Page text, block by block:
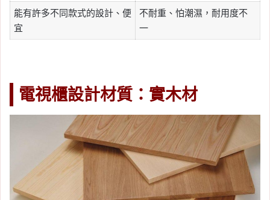
能有許多不同款式的設計、便
宜
不耐重、怕潮濕，耐用度不
一
電視櫃設計材質：實木材